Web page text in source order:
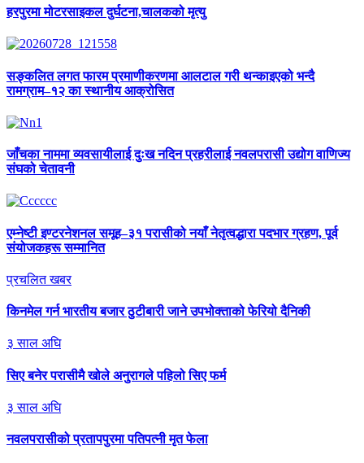
हरपुरमामोटरसाइकल दुर्घटना,चालकको मृत्यु
सङ्कलितलगत फारम प्रमाणीकरणमा आलटाल गरी थन्काइएको भन्दै
रामग्राम–१२ का स्थानीय आक्रोसित
जाँचकानाममा व्यवसायीलाई दुःख नदिन प्रहरीलाई नवलपरासी उद्योग वाणिज्य
संघको चेतावनी
एम्नेष्टीइण्टरनेशनल समूह–३१ परासीको नयाँ नेतृत्वद्धारा पदभार ग्रहण, पूर्व
संयोजकहरू सम्मानित
प्रचलित खबर
किनमेलगर्न भारतीय बजार ठुटीबारी जाने उपभोक्ताको फेरियो दैनिकी
३ साल अघि
सिएबनेर परासीमै खोले अनुरागले पहिलो सिए फर्म
३ साल अघि
नवलपरासीकोप्रतापपुरमा पतिपत्नी मृत फेला